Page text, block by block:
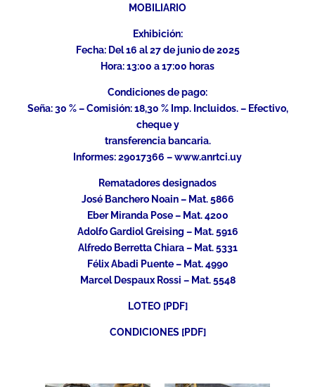
MOBILIARIO
Exhibición:
Fecha: Del 16 al 27 de junio de 2025
Hora: 13:00 a 17:00 horas
Condiciones de pago:
Seña: 30 % – Comisión: 18,30 % Imp. Incluidos. – Efectivo,
cheque y
transferencia bancaria.
Informes: 29017366 – www.anrtci.uy
Rematadores designados
José Banchero Noain – Mat. 5866
Eber Miranda Pose – Mat. 4200
Adolfo Gardiol Greising – Mat. 5916
Alfredo Berretta Chiara – Mat. 5331
Félix Abadi Puente – Mat. 4990
Marcel Despaux Rossi – Mat. 5548
LOTEO [PDF]
CONDICIONES [PDF]